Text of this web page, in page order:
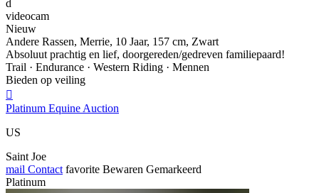
d
videocam
Nieuw
Andere Rassen, Merrie, 10 Jaar, 157 cm, Zwart
Absoluut prachtig en lief, doorgereden/gedreven familiepaard!
Trail · Endurance · Western Riding · Mennen
Bieden op veiling

Platinum Equine Auction
US
Saint Joe
mail Contact favorite Bewaren Gemarkeerd
Platinum